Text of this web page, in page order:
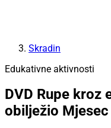
Skradin
Edukativne aktivnosti
DVD Rupe kroz
obilježio